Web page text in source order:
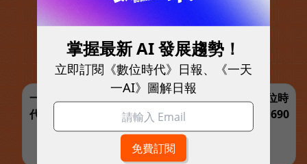
一鍵訂閱，解鎖最完整的 AI 與商業實戰指南 | 數位時
代【夏日閱讀展】訂一年送一年共12期，優惠價1,690
元
立即訂閱 >>
掌握最新 AI 發展趨勢！
立即訂閱《數位時代》日報、《一天
一AI》圖解日報